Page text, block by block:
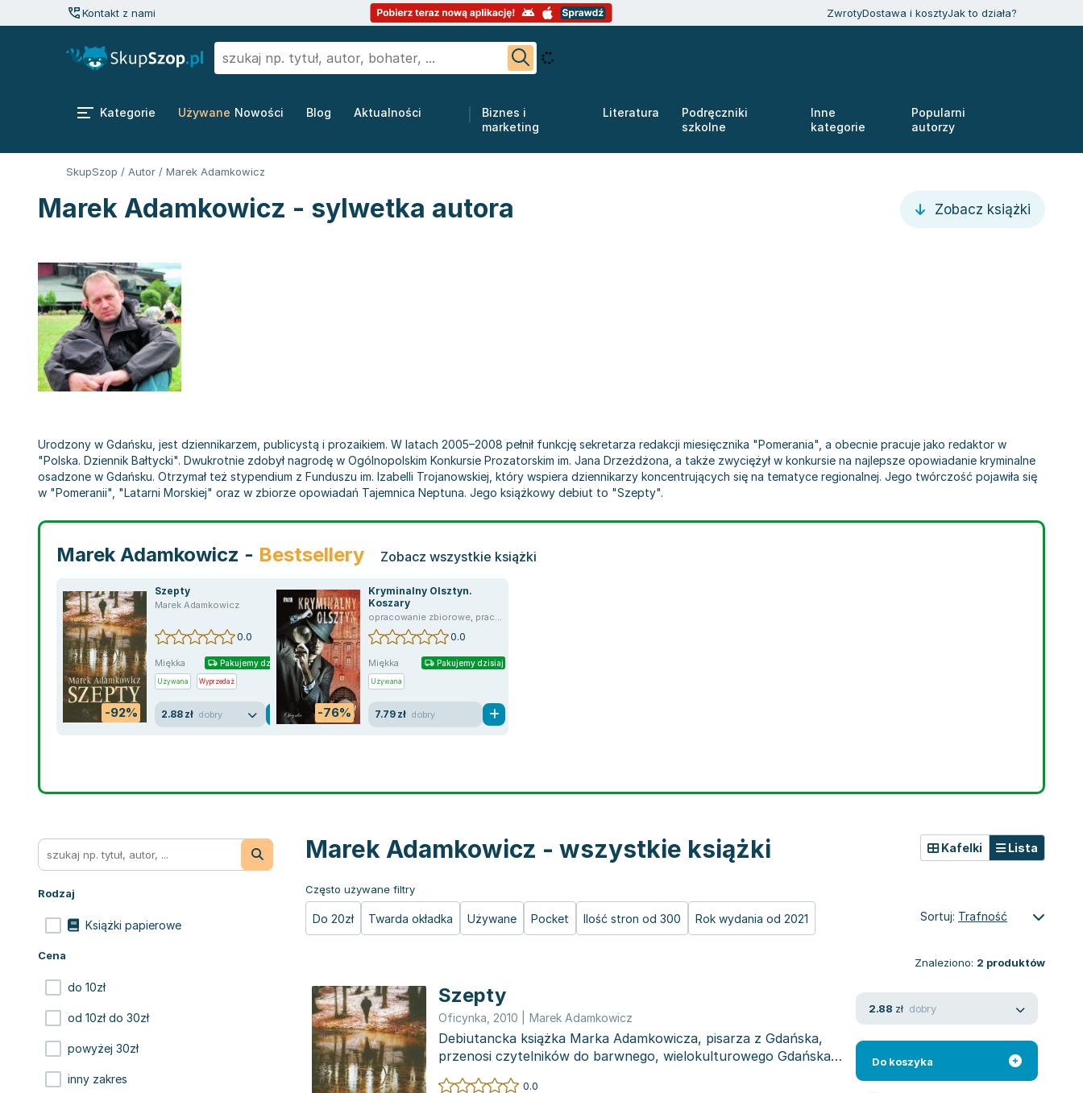
Kontakt z nami ZwrotyDostawa i kosztyJak to działa?
Kategorie Używane Nowości Blog Aktualności
Biznes i
marketing
Literatura
Podręczniki
szkolne
Inne
kategorie
Popularni
autorzy
SkupSzop / Autor / Marek Adamkowicz
Marek Adamkowicz - sylwetka autora Zobacz książki
Urodzony w Gdańsku, jest dziennikarzem, publicystą i prozaikiem. W latach 2005–2008 pełnił funkcję sekretarza redakcji miesięcznika "Pomerania", a obecnie pracuje jako redaktor w
"Polska. Dziennik Bałtycki". Dwukrotnie zdobył nagrodę w Ogólnopolskim Konkursie Prozatorskim im. Jana Drzeżdżona, a także zwyciężył w konkursie na najlepsze opowiadanie kryminalne
osadzone w Gdańsku. Otrzymał też stypendium z Funduszu im. Izabelli Trojanowskiej, który wspiera dziennikarzy koncentrujących się na tematyce regionalnej. Jego twórczość pojawiła się
w "Pomeranii", "Latarni Morskiej" oraz w zbiorze opowiadań Tajemnica Neptuna. Jego książkowy debiut to "Szepty".
Marek Adamkowicz - Bestsellery Zobacz wszystkie książki
-92%
Szepty
Marek Adamkowicz
0.0
Miękka Pakujemy dzisiaj
Używana Wyprzedaż
2.88 zł dobry -76%
Kryminalny Olsztyn.
Koszary
opracowanie zbiorowe, praca zbiorowa
0.0
Miękka Pakujemy dzisiaj
Używana
7.79 zł dobry
Rodzaj
Książki papierowe
Cena
do 10zł
od 10zł do 30zł
powyżej 30zł
inny zakres
Marek Adamkowicz - wszystkie książki
Często używane filtry
Do 20zł Twarda okładka Używane Pocket Ilość stron od 300 Rok wydania od 2021
Kafelki Lista
Sortuj: Trafność
Znaleziono: 2 produktów
Szepty
Oficynka 2010 Marek Adamkowicz
Debiutancka książka Marka Adamkowicza, pisarza z Gdańska,
przenosi czytelników do barwnego, wielokulturowego Gdańska
oraz jego oko...
0.0
2.88 zł dobry
Do koszyka